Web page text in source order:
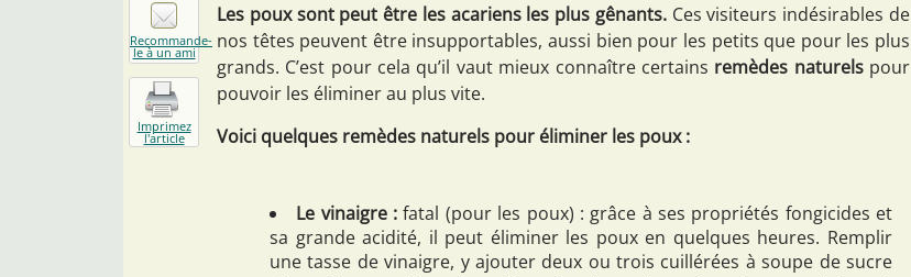
Les poux sont peut être les acariens les plus gênants.Ces visiteurs indésirables de
nos têtes peuvent être insupportables, aussi bien pour les petits que pour les plus
grands. C’est pour cela qu’il vaut mieux connaître certains remèdes naturelspour
pouvoir les éliminer au plus vite.
Voici quelques remèdes naturels pour éliminer les poux :
Le vinaigre : fatal (pour les poux) : grâce à ses propriétés fongicides et
sa grande acidité, il peut éliminer les poux en quelques heures. Remplir
une tasse de vinaigre, y ajouter deux ou trois cuillérées à soupe de sucre
Recommande-
le à un ami
Imprimez
l'article